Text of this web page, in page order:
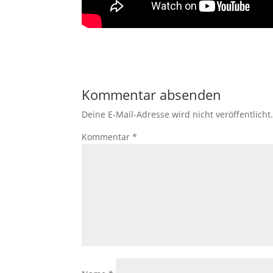
Kommentar absenden
Deine E-Mail-Adresse wird nicht veröffentlicht.
Kommentar*